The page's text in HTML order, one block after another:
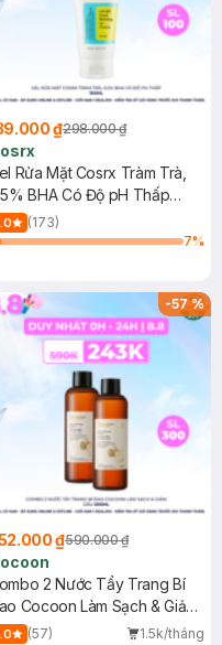
₫298.000 ₫
Rửa Mặt Cosrx Tràm Trà,
BHA Có Độ pH Thấp
(173)
7%
-57%
₫590.000 ₫
2 Nước Tẩy Trang Bí
Cocoon Làm Sạch & Giảm
500ml
(57)
1.5k/tháng